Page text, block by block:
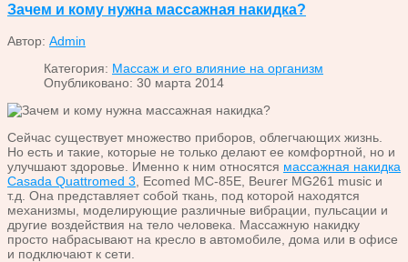
Зачем и кому нужна массажная накидка?
Автор: Admin
Категория: Массаж и его влияние на организм
Опубликовано: 30 марта 2014
Сейчас существует множество приборов, облегчающих жизнь.
Но есть и такие, которые не только делают ее комфортной, но и
улучшают здоровье. Именно к ним относятся массажная накидка
Casada Quattromed 3 , Ecomed MC-85E, Beurer MG261 music и
т.д. Она представляет собой ткань, под которой находятся
механизмы, моделирующие различные вибрации, пульсации и
другие воздействия на тело человека. Массажную накидку
просто набрасывают на кресло в автомобиле, дома или в офисе
и подключают к сети.